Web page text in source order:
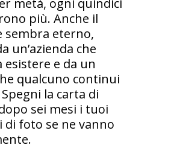
più. Anche il
sembra eterno,
un’azienda che
esistere e da un
qualcuno continui
la carta di
sei mesi i tuoi
di foto se ne vanno